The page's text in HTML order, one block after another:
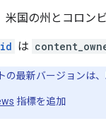
米国の州とコロン
id は
の最新バージョンは
指標を追加